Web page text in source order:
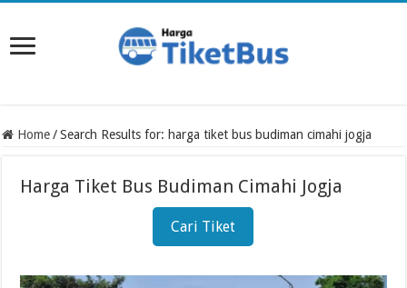
Home / Search Results for: harga tiket bus budiman cimahi jogja
Harga Tiket Bus Budiman Cimahi Jogja
Cari Tiket